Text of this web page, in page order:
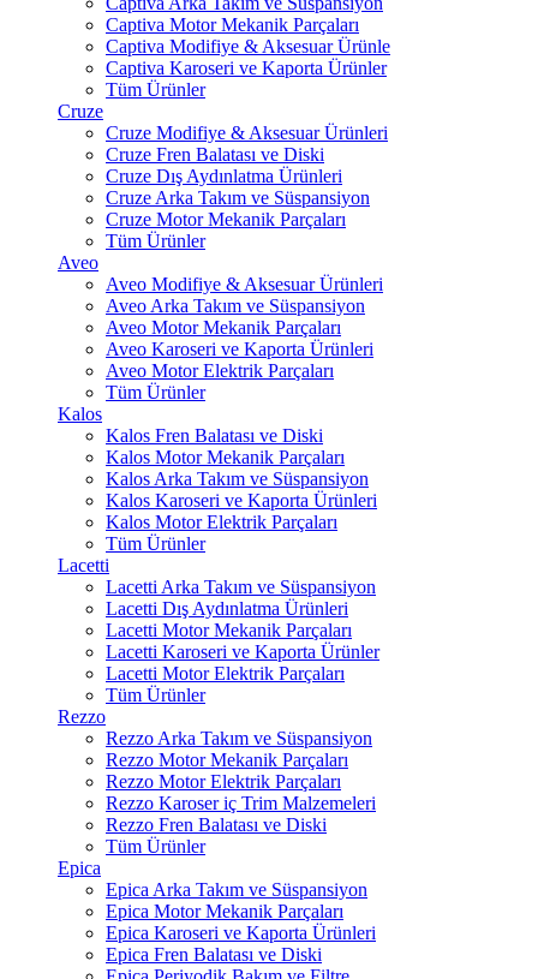
Captiva Motor Mekanik Parçaları
Captiva Modifiye & Aksesuar Ürünle
Captiva Karoseri ve Kaporta Ürünler
Tüm Ürünler
Cruze
Cruze Modifiye & Aksesuar Ürünleri
Cruze Fren Balatası ve Diski
Cruze Dış Aydınlatma Ürünleri
Cruze Arka Takım ve Süspansiyon
Cruze Motor Mekanik Parçaları
Tüm Ürünler
Aveo
Aveo Modifiye & Aksesuar Ürünleri
Aveo Arka Takım ve Süspansiyon
Aveo Motor Mekanik Parçaları
Aveo Karoseri ve Kaporta Ürünleri
Aveo Motor Elektrik Parçaları
Tüm Ürünler
Kalos
Kalos Fren Balatası ve Diski
Kalos Motor Mekanik Parçaları
Kalos Arka Takım ve Süspansiyon
Kalos Karoseri ve Kaporta Ürünleri
Kalos Motor Elektrik Parçaları
Tüm Ürünler
Lacetti
Lacetti Arka Takım ve Süspansiyon
Lacetti Dış Aydınlatma Ürünleri
Lacetti Motor Mekanik Parçaları
Lacetti Karoseri ve Kaporta Ürünler
Lacetti Motor Elektrik Parçaları
Tüm Ürünler
Rezzo
Rezzo Arka Takım ve Süspansiyon
Rezzo Motor Mekanik Parçaları
Rezzo Motor Elektrik Parçaları
Rezzo Karoser iç Trim Malzemeleri
Rezzo Fren Balatası ve Diski
Tüm Ürünler
Epica
Epica Arka Takım ve Süspansiyon
Epica Motor Mekanik Parçaları
Epica Karoseri ve Kaporta Ürünleri
Epica Fren Balatası ve Diski